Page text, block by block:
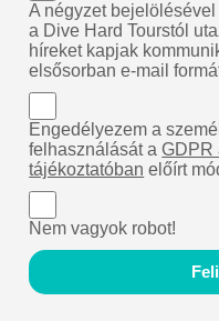
A négyzet
a Dive Hard Tourstól
híreket kapjak
elsősorban e-mail
Engedélyezem a
felhasználását aGDPR
tájékoztatóban előírt
Nem vagyok robot!